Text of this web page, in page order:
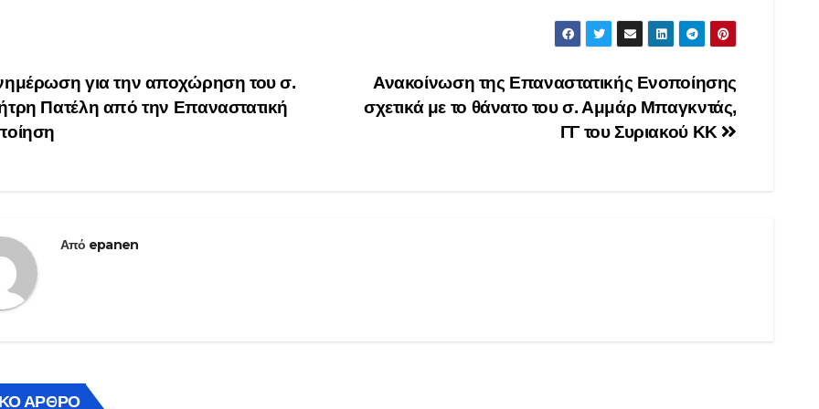
Ανακοίνωση της Επαναστατικής Ενοποίησης
σχετικά με το θάνατο του σ. Αμμάρ Μπαγκντάς,
ΓΓ του Συριακού ΚΚ
για την αποχώρηση του σ.
Πατέλη από την Επαναστατική
Από epanen
ΆΡΘΡΟ